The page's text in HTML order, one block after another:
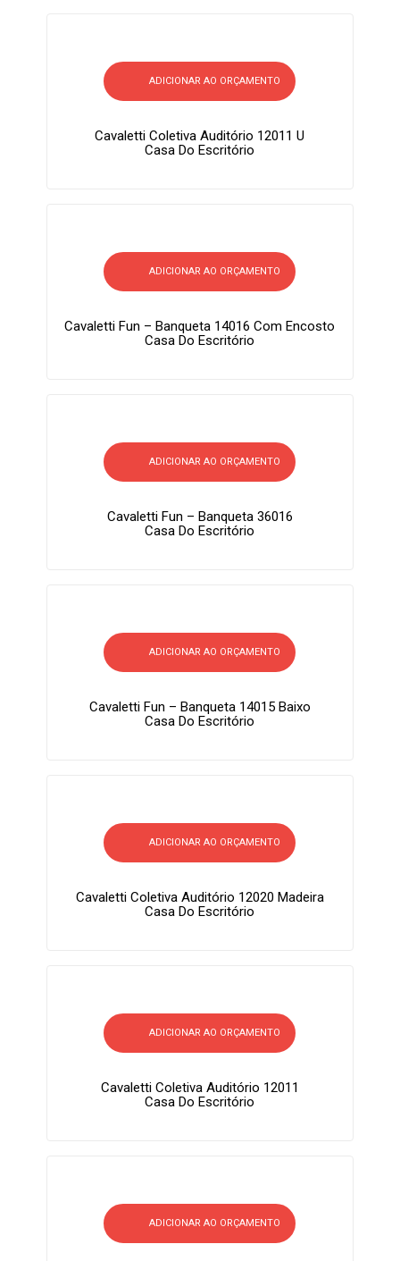
ADICIONAR AO ORÇAMENTO
Cavaletti Coletiva Auditório 12011 U
Casa Do Escritório
ADICIONAR AO ORÇAMENTO
Cavaletti Fun – Banqueta 14016 Com Encosto
Casa Do Escritório
ADICIONAR AO ORÇAMENTO
Cavaletti Fun – Banqueta 36016
Casa Do Escritório
ADICIONAR AO ORÇAMENTO
Cavaletti Fun – Banqueta 14015 Baixo
Casa Do Escritório
ADICIONAR AO ORÇAMENTO
Cavaletti Coletiva Auditório 12020 Madeira
Casa Do Escritório
ADICIONAR AO ORÇAMENTO
Cavaletti Coletiva Auditório 12011
Casa Do Escritório
ADICIONAR AO ORÇAMENTO